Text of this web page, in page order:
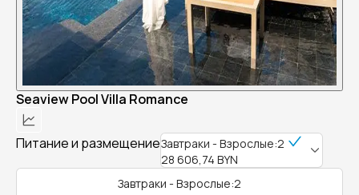
Seaview Pool Villa Romance
Питание и размещениеЗавтраки - Взрослые:2
28 606,74 BYN
Завтраки - Взрослые:2